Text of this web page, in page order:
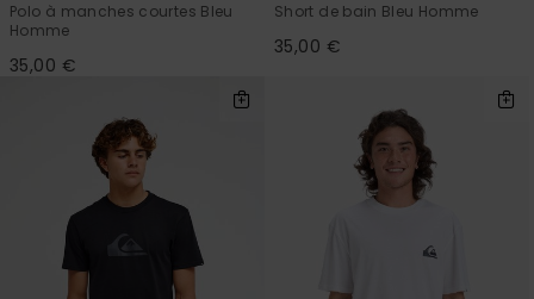
Polo à manches courtes Bleu
Homme
35,00 €
Short de bain Bleu Homme
35,00 €